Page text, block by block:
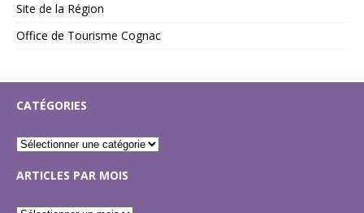
Site de la Région
Office de Tourisme Cognac
CATÉGORIES
ARTICLES PAR MOIS